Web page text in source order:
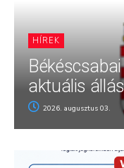
HÍREK
aktuális
2026. augusztus 03.